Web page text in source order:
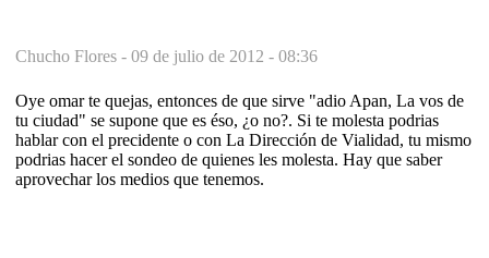
Chucho Flores - 09 de julio de 2012 - 08:36
Oye omar te quejas, entonces de que sirve "adio Apan, La vos de
tu ciudad" se supone que es éso, ¿o no?. Si te molesta podrias
hablar con el precidente o con La Dirección de Vialidad, tu mismo
podrias hacer el sondeo de quienes les molesta. Hay que saber
aprovechar los medios que tenemos.